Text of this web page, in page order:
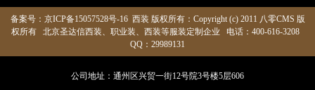
备案号： 京ICP备15057528号-16 西装 版权所有：Copyright (c) 2011 八零CMS 版
权所有 北京圣达信西装、职业装、西装等服装定制企业 电话：400-616-3208
QQ：29989131
公司地址：通州区兴贸一街12号院3号楼5层606